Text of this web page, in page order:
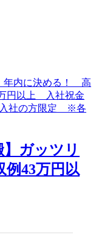
】ガッツリ
43万円以